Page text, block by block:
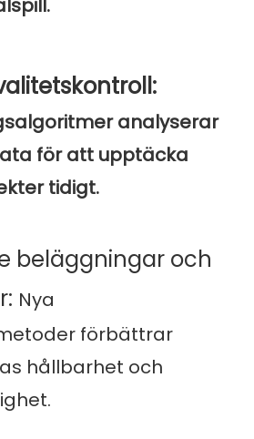
analyserar
för att upptäcka
tidigt.
beläggningar och
Nya
förbättrar
hållbarhet och